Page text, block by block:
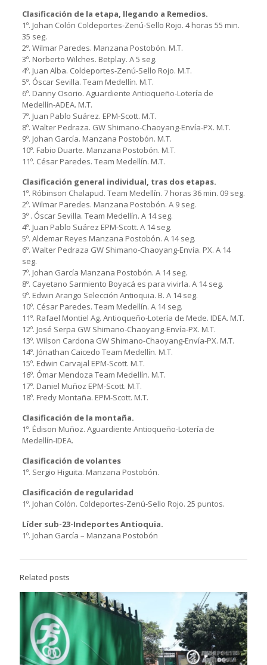
Clasificación de la etapa, llegando a Remedios.
1º. Johan Colón Coldeportes-Zenú-Sello Rojo. 4 horas 55 min.
35 seg.
2º. Wilmar Paredes. Manzana Postobón. M.T.
3º. Norberto Wilches. Betplay. A 5 seg.
4º. Juan Alba. Coldeportes-Zenú-Sello Rojo. M.T.
5º. Óscar Sevilla. Team Medellín. M.T.
6º. Danny Osorio. Aguardiente Antioqueño-Lotería de
Medellín-ADEA. M.T.
7º. Juan Pablo Suárez. EPM-Scott. M.T.
8º. Walter Pedraza. GW Shimano-Chaoyang-Envía-PX. M.T.
9º. Johan García. Manzana Postobón. M.T.
10º. Fabio Duarte. Manzana Postobón. M.T.
11º. César Paredes. Team Medellín. M.T.
Clasificación general individual, tras dos etapas.
1º. Róbinson Chalapud. Team Medellín. 7 horas 36 min. 09 seg.
2º. Wilmar Paredes. Manzana Postobón. A 9 seg.
3º . Óscar Sevilla. Team Medellín. A 14 seg.
4º. Juan Pablo Suárez EPM-Scott. A 14 seg.
5º. Aldemar Reyes Manzana Postobón. A 14 seg.
6º. Walter Pedraza GW Shimano-Chaoyang-Envía. PX. A 14
seg.
7º. Johan García Manzana Postobón. A 14 seg.
8º. Cayetano Sarmiento Boyacá es para vivirla. A 14 seg.
9º. Edwin Arango Selección Antioquia. B. A 14 seg.
10º. César Paredes. Team Medellín. A 14 seg.
11º. Rafael Montiel Ag. Antioqueño-Lotería de Mede. IDEA. M.T.
12º. José Serpa GW Shimano-Chaoyang-Envía-PX. M.T.
13º. Wilson Cardona GW Shimano-Chaoyang-Envía-PX. M.T.
14º. Jónathan Caicedo Team Medellín. M.T.
15º. Edwin Carvajal EPM-Scott. M.T.
16º. Ómar Mendoza Team Medellín. M.T.
17º. Daniel Muñoz EPM-Scott. M.T.
18º. Fredy Montaña. EPM-Scott. M.T.
Clasificación de la montaña.
1º. Édison Muñoz. Aguardiente Antioqueño-Lotería de
Medellín-IDEA.
Clasificación de volantes
1º. Sergio Higuita. Manzana Postobón.
Clasificación de regularidad
1º. Johan Colón. Coldeportes-Zenú-Sello Rojo. 25 puntos.
Líder sub-23-Indeportes Antioquia.
1º. Johan García – Manzana Postobón
Related posts